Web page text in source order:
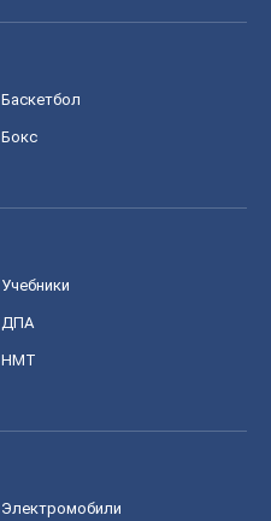
Баскетбол
Бокс
Учебники
ДПА
НМТ
Электромобили